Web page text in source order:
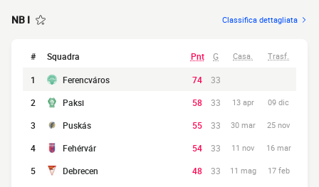
NB I Classifica dettagliata
# Squadra Pnt G Casa. Trasf.
1 Ferencváros 74
33
2
Paksi 58 33 13 apr 09 dic
3 Puskás 55 33 30 mar 25 nov
4 Fehérvár 54 33 11 nov 16 mar
5 Debrecen 48 33 11 mag 17 feb